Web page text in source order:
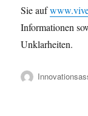
Sie auf
Informationen
Unklarheiten.
Autor